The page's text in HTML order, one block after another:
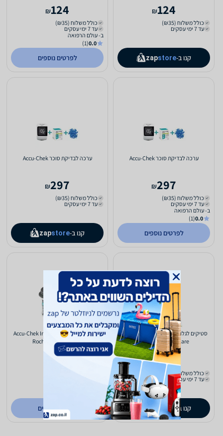
124
₪
כולל משלוח (₪35)
עד 7 ימי עסקים
קנו ב- zapstore
124
₪
כולל משלוח (₪35)
עד 7 ימי עסקים
ב- עולם הרפואה
0.0
(1)
לפרטים נוספים
ערכה לבדיקת סוכר Accu-Chek
297
₪
כולל משלוח (₪35)
עד 7 ימי עסקים
ב- עולם הרפואה
0.0
(1)
לפרטים נוספים
ערכה לבדיקת סוכר Accu-Chek
297
₪
כולל משלוח (₪35)
עד 7 ימי עסקים
קנו ב- zapstore
סטיקים לגלוקומטר Accu-Chek Instant
Roche Diabetes Care
133
₪
כולל משלוח (₪35)
עד 7 ימי עסקים
קנו ב- zapstore
סטיקים לגלוקומטר Accu-Chek Instant
Roche Diabetes Care
133
לפרטים נוספים